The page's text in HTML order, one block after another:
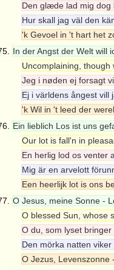
Den glæde lad mig
Hur skall jag väl den
'k Gevoel in 't hart het
In der Angst der Welt will
Uncomplaining,
Jeg i nøden ej forsagt
Ej i världens ångest vill
'k Wil in 't leed der
Ein lieblich Los ist uns
Our lot is fall'n in
En herlig lod os venter
Mig är en arvelott
Een heerlijk lot is ons
O Jesus, meine Sonne -
O blessed Sun, whose
O du, som lyset
Den mörka natten
O Jezus, Levenszonne